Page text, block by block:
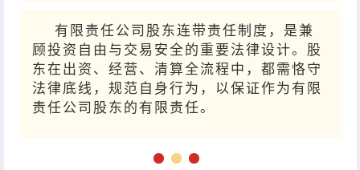
有限责任公司股东连带责任制度，是兼
顾投资自由与交易安全的重要法律设计。股
东在出资、经营、清算全流程中，都需恪守
法律底线，规范自身行为，以保证作为有限
责任公司股东的有限责任。